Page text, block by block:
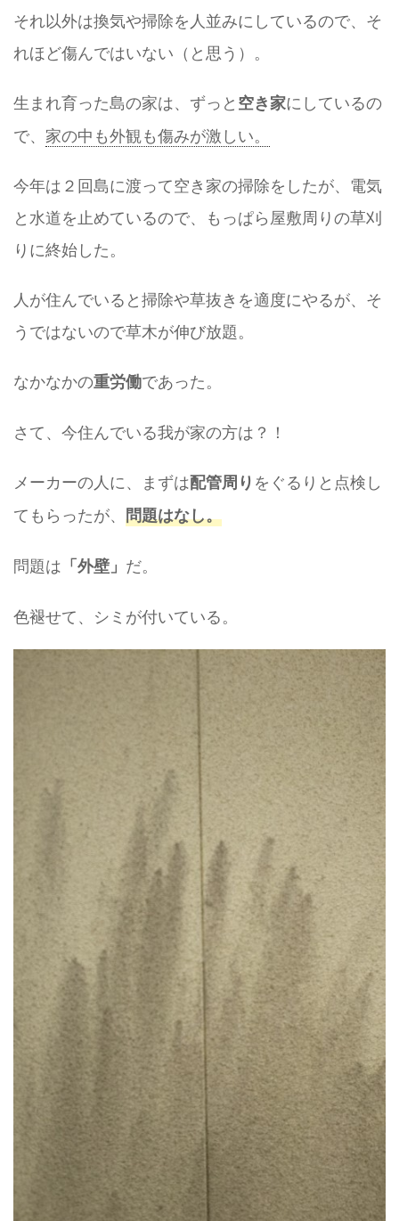
それ以外は換気や掃除を人並みにしているので、そ
れほど傷んではいない（と思う）。
生まれ育った島の家は、ずっと空き家にしているの
で、 家の中も外観も傷みが激しい。
今年は２回島に渡って空き家の掃除をしたが、電気
と水道を止めているので、もっぱら屋敷周りの草刈
りに終始した。
人が住んでいると掃除や草抜きを適度にやるが、そ
うではないので草木が伸び放題。
なかなかの重労働であった。
さて、今住んでいる我が家の方は？！
メーカーの人に、まずは配管周りをぐるりと点検し
てもらったが、 問題はなし。
問題は 「外壁」 だ。
色褪せて、シミが付いている。